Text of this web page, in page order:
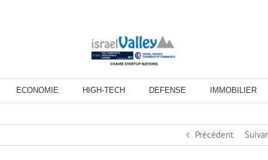
ECONOMIE HIGH-TECH DEFENSE IMMOBILIER
Précédent